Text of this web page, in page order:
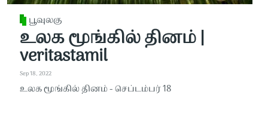
பூவுலகு
உலக மூங்கில் தினம் |
veritastamil
Sep 18, 2022
உலக மூங்கில் தினம் - செப்டம்பர் 18